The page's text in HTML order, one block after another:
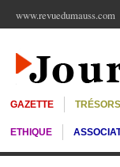
www.revuedumauss.com
GAZETTE TRÉSORS
ETHIQUE